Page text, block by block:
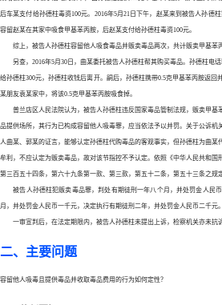
后车某支付给孙德柱毒资100元。2016年5月21日下午，赵某来到被告人孙德
容留赵某在其家中吸食甲基苯丙胺，后赵某支付给孙德柱毒资100元。
综上，被告人孙德柱容留他人吸食毒品并贩卖毒品两次，共计贩卖甲基苯
另查， 2016年5月30日，曲某委托被告人孙德柱帮其购买毒品。孙德柱电
给孙德柱300元，孙德柱收钱后离开。嗣后，孙德柱携带0.5克甲基苯丙胺返
某朋友袁某家中，将该0.5克甲基苯丙胺吸食掉。
普兰店区人民法院认为，被告人孙德柱违反国家毒品管制法规，贩卖甲基
品提供场所，其行为已构成容留他人吸毒罪，应当依法予以并罚。关于公诉
人曲某、郭某的证言，能够认定孙德柱代购毒品的客观事实，但孙德柱为曲
牟利，不应认定为贩卖毒品，故对该节指控不予认定。依照《中华人民共和国
第三百五十四条，第六十九条第一款、第三款，第五十二条，第五十三条之规
被告人孙德柱犯贩卖毒品罪，判处有期徒刑一年八个月，并处罚金人民
月，并处罚金人民币一千元，决定执行有期徒刑二年，并处罚金人民币二千元。
一审宣判后，在法定期限内，被告人孙德柱未提出上诉，检察机关亦未抗诉
二、主要问题
容留他人吸毒且提供毒品并收取毒品费用的行为如何定性？